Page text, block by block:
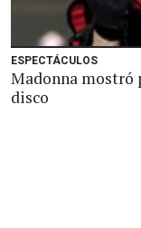
ESPECTÁCULOS
Madonna mostró
disco